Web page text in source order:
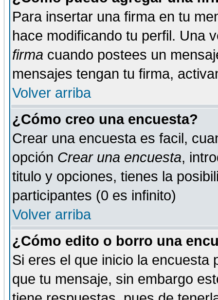
Para insertar una firma en tu
hace modificando tu perfil. Una
firma cuando postees un
mensajes tengan tu firma,
Volver arriba
¿Cómo creo una encuesta?
Crear una encuesta es facil,
opción Crear una encuesta,
titulo y opciones, tienes la
participantes (0 es infinito)
Volver arriba
¿Cómo edito o borro una
Si eres el que inicio la encuesta
que tu mensaje, sin embargo